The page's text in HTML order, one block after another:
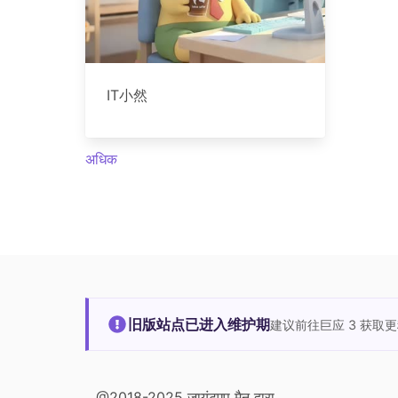
IT小然
अधिक
旧版站点已进入维护期建议前往巨应 3 获取更